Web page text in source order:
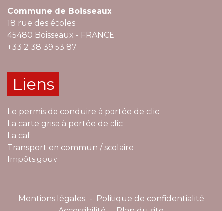
Commune de Boisseaux
18 rue des écoles
45480 Boisseaux - FRANCE
+33 2 38 39 53 87
Liens
Le permis de conduire à portée de clic
La carte grise à portée de clic
La caf
Transport en commun / scolaire
Impôts.gouv
Mentions légales -
Politique de confidentialité